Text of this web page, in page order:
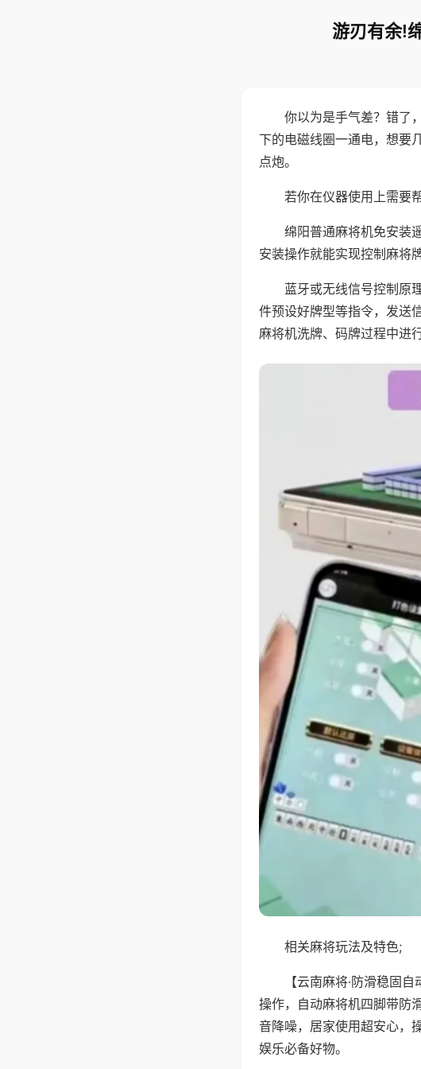
游刃有余!
你以为是手气差？错了
下的电磁线圈一通电，想要
点炮。
若你在仪器使用上需要
绵阳普通麻将机免安装
安装操作就能实现控制麻将
蓝牙或无线信号控制原
件预设好牌型等指令，发送
麻将机洗牌、码牌过程中进
相关麻将玩法及特色;
【云南麻将·防滑稳固
操作，自动麻将机四脚带防
音降噪，居家使用超安心，
娱乐必备好物。